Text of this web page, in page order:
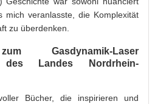
mich veranlasste, die Komplexität
zu überdenken.
Gasdynamik-Laser
des Landes Nordrhein-
Bücher, die inspirieren und